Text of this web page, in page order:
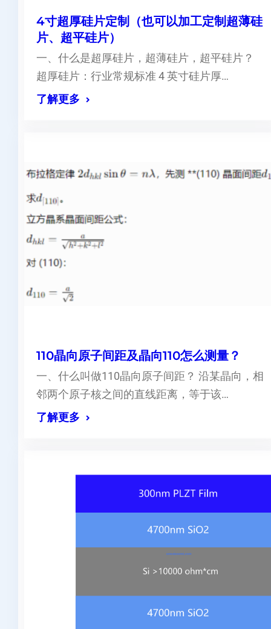
4寸超厚硅片定制（也可以加工定制超薄硅
片、超平硅片）
一、什么是超厚硅片，超薄硅片，超平硅片？
超厚硅片：行业常规标准 4 英寸硅片厚…
了解更多
110晶向原子间距及晶向110怎么测量？
一、什么叫做110晶向原子间距？ 沿某晶向，相
邻两个原子核之间的直线距离，等于该…
了解更多